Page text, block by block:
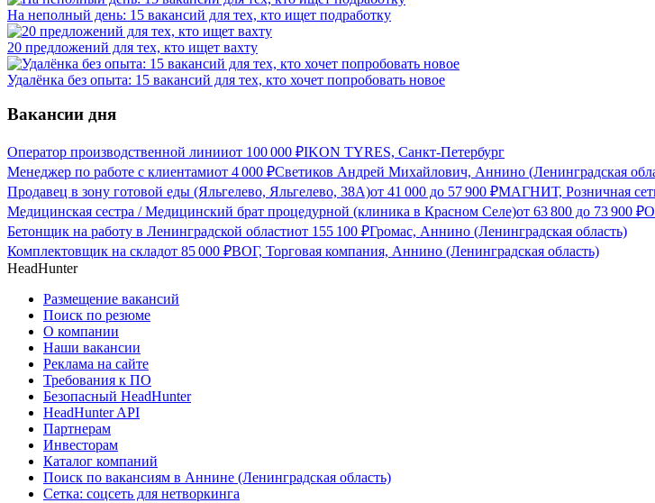
На неполный день: 15 вакансий для тех, кто ищет подработку
20 предложений для тех, кто ищет вахту
Удалёнка без опыта: 15 вакансий для тех, кто хочет попробовать новое
Вакансии дня
Оператор производственной линииот 100 000 ₽IKON TYRES, Санкт-Петербург
Менеджер по работе с клиентамиот 4 000 ₽Светиков Андрей Михайлович, Аннино (Ленинградская
Продавец в зону готовой еды (Яльгелево, Яльгелево, 38А)от 41 000 до 57 900 ₽МАГНИТ, Розничная
Медицинская сестра / Медицинский брат процедурной (клиника в Красном Селе)от 63 800 до 73 900 ₽
Бетонщик на работу в Ленинградской областиот 155 100 ₽Громас, Аннино (Ленинградская область)
Комплектовщик на складот 85 000 ₽ВОГ, Торговая компания, Аннино (Ленинградская область)
HeadHunter
Размещение вакансий
Поиск по резюме
О компании
Наши вакансии
Реклама на сайте
Требования к ПО
Безопасный HeadHunter
HeadHunter API
Партнерам
Инвесторам
Каталог компаний
Поиск по вакансиям в Аннине (Ленинградская область)
Сетка: соцсеть для нетворкинга